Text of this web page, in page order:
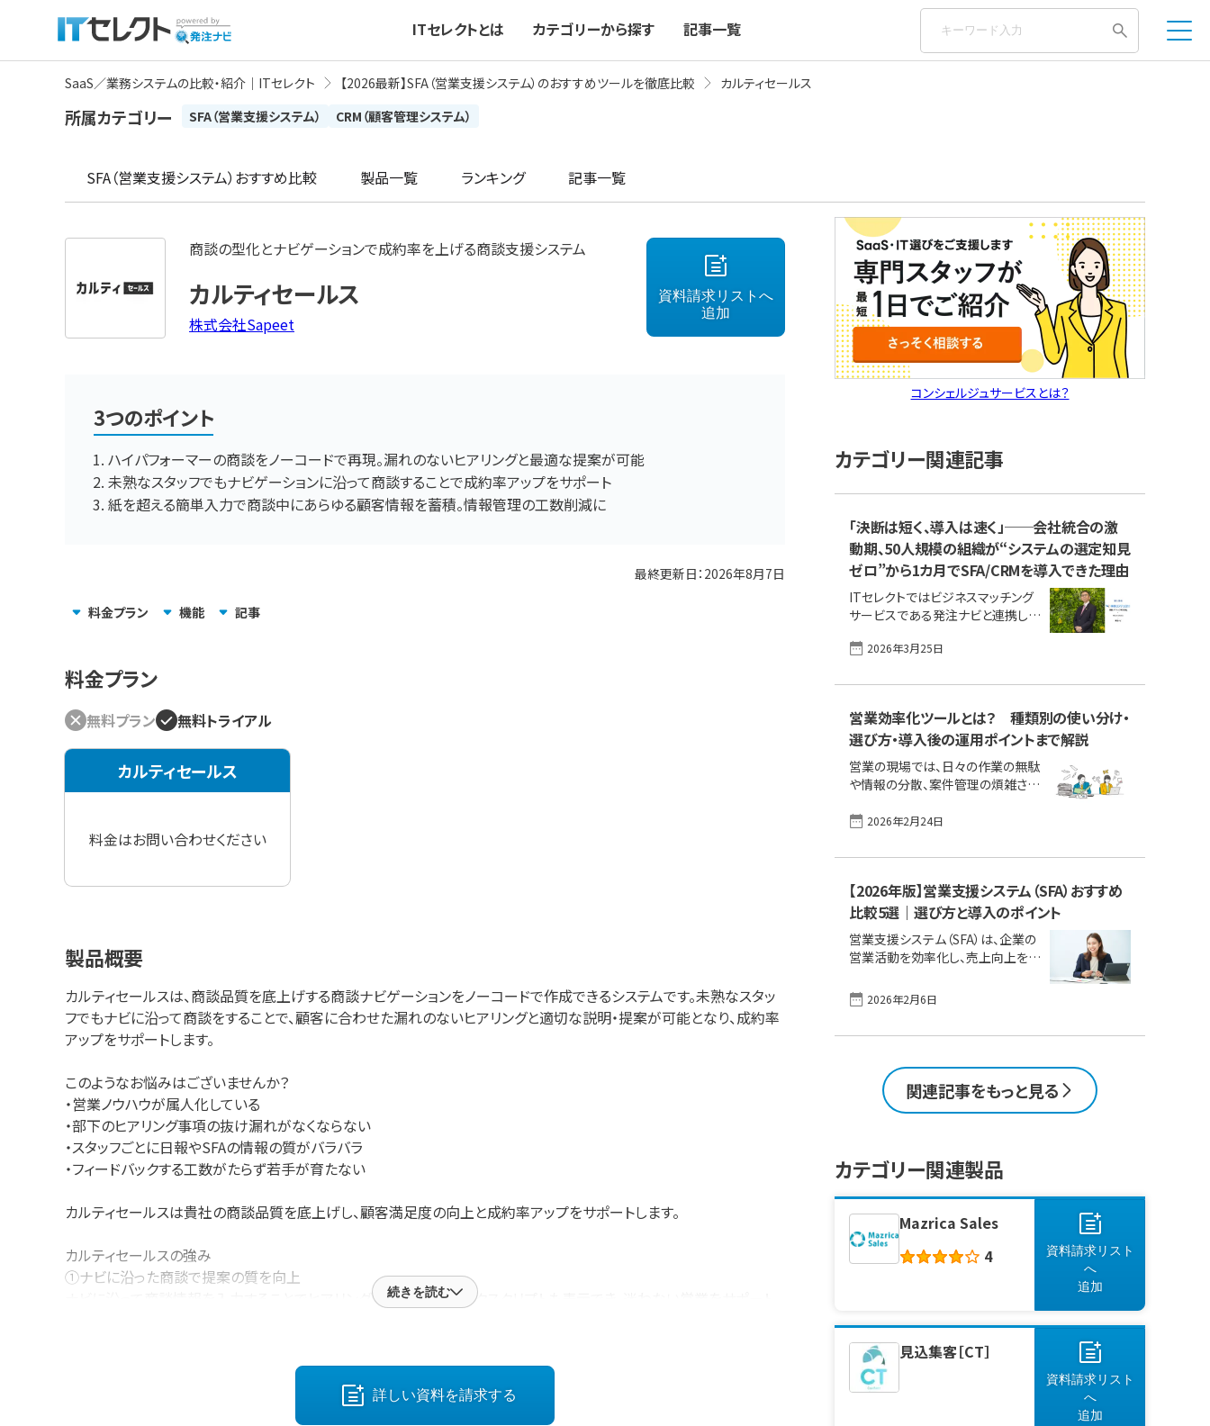
ITセレクトとは カテゴリーから探す 記事一覧
SaaS／業務システムの比較・紹介｜ITセレクト 【2026最新】SFA（営業支援システム）のおすすめツールを徹底比較 カルティセールス
所属カテゴリー SFA（営業支援システム） CRM（顧客管理システム）
SFA（営業支援システム） おすすめ比較 製品一覧 ランキング 記事一覧
商談の型化とナビゲーションで成約率を上げる商談支援システム
カルティセールス
株式会社Sapeet
資料請求リストへ
追加
3つのポイント
ハイパフォーマーの商談をノーコードで再現。漏れのないヒアリングと最適な提案が可能
未熟なスタッフでもナビゲーションに沿って商談することで成約率アップをサポート
紙を超える簡単入力で商談中にあらゆる顧客情報を蓄積。情報管理の工数削減に
最終更新日： 2026年8月7日
料金プラン 機能 記事
料金プラン
無料プラン 無料トライアル
カルティセールス
料金はお問い合わせください
製品概要
カルティセールスは、商談品質を底上げする商談ナビゲーションをノーコードで作成できるシステムです。未熟なスタッ
フでもナビに沿って商談をすることで、顧客に合わせた漏れのないヒアリングと適切な説明・提案が可能となり、成約率
アップをサポートします。
このようなお悩みはございませんか？
・営業ノウハウが属人化している
・部下のヒアリング事項の抜け漏れがなくならない
・スタッフごとに日報やSFAの情報の質がバラバラ
・フィードバックする工数がたらず若手が育たない
カルティセールスは貴社の商談品質を底上げし、顧客満足度の向上と成約率アップをサポートします。
カルティセールスの強み
①ナビに沿った商談で提案の質を向上
ナビに沿って商談情報を入力することでヒアリング漏れを防止。トークスクリプトも表示でき、迷わない営業をサポート
②紙を超える簡単入力。商談記録の速度・精度の向上で良質なフィードバックが可能に
入力が簡単かつヒアリングすべき情報が明確にナビゲーションされるため、商談中に構造化された情報が蓄積。上司の
続きを読む
詳しい資料を請求する
コンシェルジュサービスとは？
カテゴリー関連記事
「決断は短く、導入は速く」──会社統合の激
動期、50人規模の組織が“システムの選定知見
ゼロ”から1カ月でSFA/CRMを導入できた理由
ITセレクトではビジネスマッチング
サービスである発注ナビと連携し、
で行うサービスを提供しています。コ
し込みいただくと、コンシェルジュ相
ます。 この記事では、実際に発注ナ
ビのコンシェルジュ相談サービスを
ご利用いただいたかたの体験談をご
紹介します。 不動産開発から建物の
維持・管理・リノベーションなど、総
合的な不動産・建設サービス事業を
展開する東亜リアテック株式会社。
2025年7月に「土地・不動産を扱う
子会社」と「建物のリニューアル工事
を行う子 [&hellip;]
2026年3月25日
営業効率化ツールとは？ 種類別の使い分け・
選び方・導入後の運用ポイントまで解説
営業の現場では、日々の作業の無駄
や情報の分散、案件管理の煩雑さに
課題を解決し、効率的な営業活動を
「営業効率化ツール」、すなわち
営業支援システム）」です。 本記事で
は、営業効率化ツールの種類や特
徴、業務改善効果、選び方のポイント
まで、 初めて導入を検討する方にも
分かりやすく解説します。 【この記事
基礎知識と社会背景 ツール導入に
種類や使い分け 自社に合うツール
用で押さえるべきポイ [&hellip;]
2026年2月24日
【2026年版】営業支援システム（SFA）おすすめ
比較5選｜選び方と導入のポイント
営業支援システム（SFA）は、企業の
営業活動を効率化し、売上向上を実
す。「営業担当者の行動がブラックボ
ックス化している」「Excelでの案件
テムを導入すれば、営業プロセスの
可視化や業務の自動化が実現し、担
当者は顧客と向き合うコア業務に集
中できます。本記事では、SFA/CRM
にはおすすめのツールまでを網羅的
るためのヒントを提供します。 営業
支援システム（SFA/CRM）とは営業
支援システム導入で得られる
[&hellip;]
2026年2月6日
関連記事をもっと見る
カテゴリー関連製品
Mazrica Sales
4
資料請求リスト
へ
追加
見込集客［CT］
資料請求リスト
へ
追加